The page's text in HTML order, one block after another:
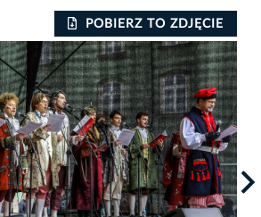
POBIERZ TO ZDJĘCIE